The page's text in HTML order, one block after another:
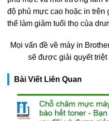
độ phủ mực cao hoặc in trên
thể làm giảm tuổi thọ của
Mọi vấn đề về máy in
sẽ được giải quyết triệt
Bài Viết Liên Quan